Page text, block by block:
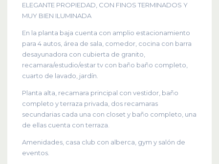
ELEGANTE PROPIEDAD, CON FINOS TERMINADOS Y
MUY BIEN ILUMINADA
En la planta baja cuenta con amplio estacionamiento
para 4 autos, área de sala, comedor, cocina con barra
desayunadora con cubierta de granito,
recamara/estudio/estar tv con baño baño completo,
cuarto de lavado, jardín.
Planta alta, recamara principal con vestidor, baño
completo y terraza privada, dos recamaras
secundarias cada una con closet y baño completo, una
de ellas cuenta con terraza.
Amenidades, casa club con alberca, gym y salón de
eventos.